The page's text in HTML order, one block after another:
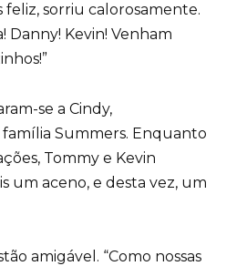
feliz, sorriu calorosamente.
Danny! Kevin! Venham
se a Cindy,
Summers. Enquanto
Tommy e Kevin
um aceno, e desta vez, um
amigável. “Como nossas